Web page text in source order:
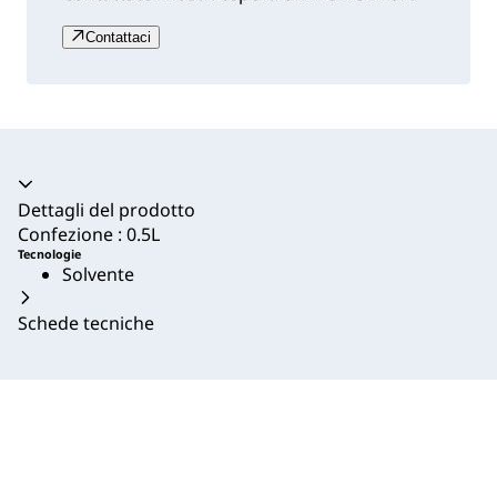
Contattaci
Dettagli del prodotto
Confezione : 0.5L
Tecnologie
Solvente
Schede tecniche